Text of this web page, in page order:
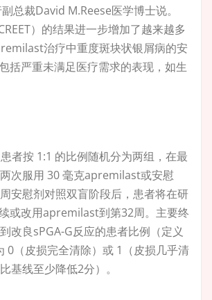
总裁David M.Reese医学博士说。
）的结果进一步增加了越来越多
治疗中重度斑块状银屑病的安
括严重未满足医疗需求的表现，如生
者按 1:1 的比例随机分为两组，在最
次服用 30 毫克apremilast或安慰
安慰剂对照双盲阶段后，患者将在研
或改用apremilast到第32周。主要终
改良sPGA-G反应的患者比例（定义
0（皮损完全清除）或 1（皮损几乎清
基线至少降低2分）。